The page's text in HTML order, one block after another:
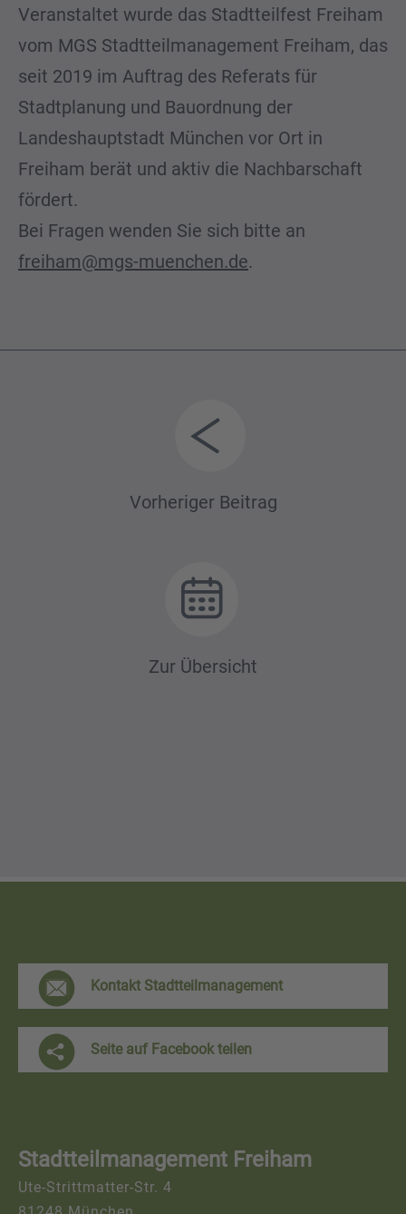
Veranstaltet wurde das Stadtteilfest Freiham
vom MGS Stadtteilmanagement Freiham, das
seit 2019 im Auftrag des Referats für
Stadtplanung und Bauordnung der
Landeshauptstadt München vor Ort in
Freiham berät und aktiv die Nachbarschaft
fördert.
Bei Fragen wenden Sie sich bitte an
freiham@mgs-muenchen.de.
Beitrags-
Vorheriger Beitrag
Zur Übersicht
F
r
e
i
m
K
Kontakt Stadtteilmanagement
Seite auf Facebook teilen
Stadtteilmanagement Freiham
Ute-Strittmatter-Str. 4